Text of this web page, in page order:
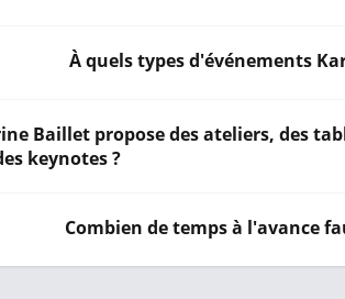
À quels types d'événements
Baillet propose des ateliers, des
keynotes ?
Combien de temps à l'avance